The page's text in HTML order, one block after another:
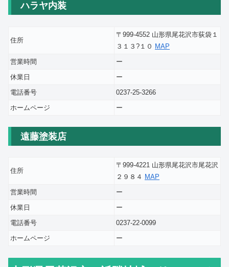
ハラヤ内装
住所
〒999-4552 山形県尾花沢市荻袋１
３１３?１０ MAP
営業時間
ー
休業日
ー
電話番号
0237-25-3266
ホームページ
ー
遠藤塗装店
住所
〒999-4221 山形県尾花沢市尾花沢
２９８４ MAP
営業時間
ー
休業日
ー
電話番号
0237-22-0099
ホームページ
ー